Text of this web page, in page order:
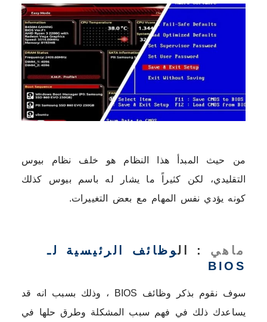
من حيث المبدأ هذا النظام هو خلف نظام بيوس
التقليدي، لكن كثيراً ما يشار له باسم بيوس كذلك
كونه يؤدي نفس المهام مع بعض التغييرات.
ماهي : الوظائف الرئيسية لـ
BIOS
سوف نقوم بذكر وظائف BIOS ، وذلك بسبب انه قد
يساعدك ذلك في فهم سبب المشكلة وطرق حلها في